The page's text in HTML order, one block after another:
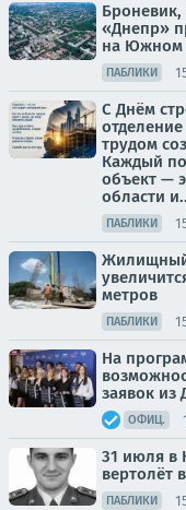
Броневик,
«Днепр»
на Южном
ПАБЛИКИ
С Днём
трудом
Каждый
объект —
области
ПАБЛИКИ
Жилищный
метров
ПАБЛИКИ
На
заявок из
ОФИЦ.
31 июля в
вертолёт
ПАБЛИКИ